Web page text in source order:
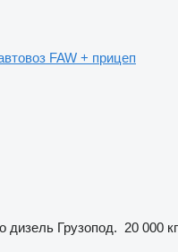
FAW + прицеп
дизель Грузопод. 20 000 кг